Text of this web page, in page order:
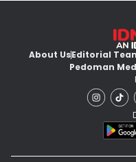
About UsEditorial
Pedoman